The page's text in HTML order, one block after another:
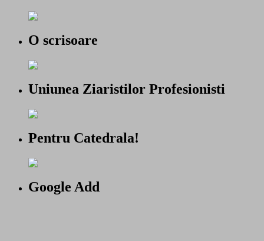
O scrisoare
Uniunea Ziaristilor Profesionisti
Pentru Catedrala!
Google Add